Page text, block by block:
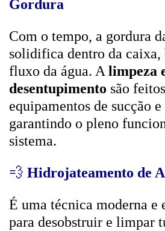
Gordura
Com o tempo, a gordura
solidifica dentro da caixa,
fluxo da água. A limpeza
desentupimento são
equipamentos de sucção e
garantindo o pleno
sistema.
💨 Hidrojateamento de
É uma técnica moderna e
para desobstruir e limpar